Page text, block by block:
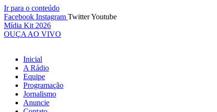
Ir para o conteúdo
Facebook Instagram TwitterYoutube
Mídia Kit 2026
OUÇA AO VIVO
Inicial
A Rádio
Equipe
Programação
Jornalismo
Anuncie